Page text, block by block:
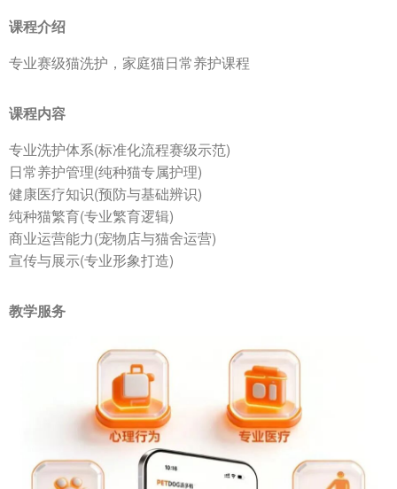
课程介绍
专业赛级猫洗护，家庭猫日常养护课程
课程内容
专业洗护体系(标准化流程赛级示范)
日常养护管理(纯种猫专属护理)
健康医疗知识(预防与基础辨识)
纯种猫繁育(专业繁育逻辑)
商业运营能力(宠物店与猫舍运营)
宣传与展示(专业形象打造)
教学服务